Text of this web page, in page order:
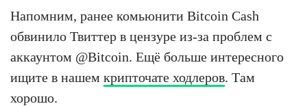
Напомним, ранее комьюнити Bitcoin Cash
обвинило Твиттер в цензуре из-за проблем с
аккаунтом @Bitcoin. Ещё больше интересного
ищите в нашем крипточате ходлеров. Там
хорошо.